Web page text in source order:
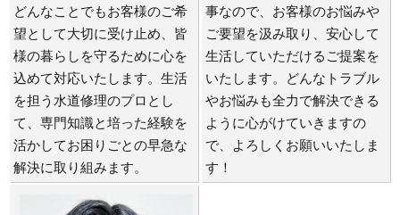
どんなことでもお客様のご希
望として大切に受け止め、皆
様の暮らしを守るために心を
込めて対応いたします。生活
を担う水道修理のプロとし
て、専門知識と培った経験を
活かしてお困りごとの早急な
解決に取り組みます。
事なので、お客様のお悩みや
ご要望を汲み取り、安心して
生活していただけるご提案を
いたします。どんなトラブル
やお悩みも全力で解決できる
ように心がけていきますの
で、よろしくお願いいたしま
す！